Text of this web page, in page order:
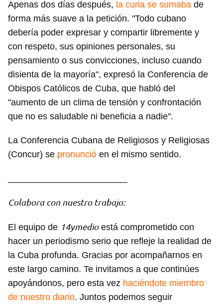
Guardar como favorito
INICIAR SESIÓN
Apenas dos días después, la curia se sumaba de
forma más suave a la petición. "Todo cubano
debería poder expresar y compartir libremente y
con respeto, sus opiniones personales, su
pensamiento o sus convicciones, incluso cuando
disienta de la mayoría", expresó la Conferencia de
Obispos Católicos de Cuba, que habló del
"aumento de un clima de tensión y confrontación
que no es saludable ni beneficia a nadie".
La Conferencia Cubana de Religiosos y Religiosas
(Concur) se pronunció en el mismo sentido.
Colabora con nuestro trabajo:
El equipo de 14ymedioestá comprometido con
hacer un periodismo serio que refleje la realidad de
la Cuba profunda. Gracias por acompañarnos en
este largo camino. Te invitamos a que continúes
apoyándonos, pero esta vez haciéndote miembro
de nuestro diario. Juntos podemos seguir